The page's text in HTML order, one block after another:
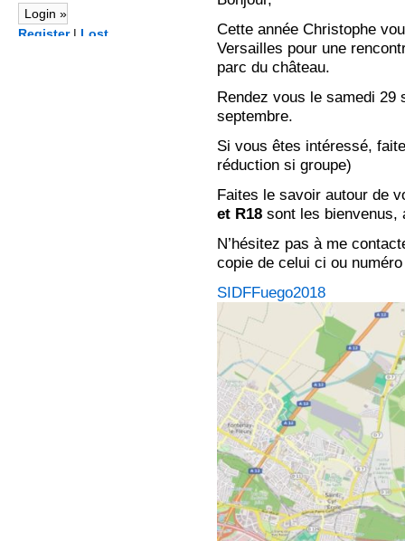
Register| Lost
Cette année Christophe
Versailles pour une
parc du château.
Rendez vous le samedi 29
septembre.
Si vous êtes intéressé,
réduction si groupe)
Faites le savoir autour de
et R18 sont les
N’hésitez pas à me
copie de celui ci ou
SIDFFuego2018